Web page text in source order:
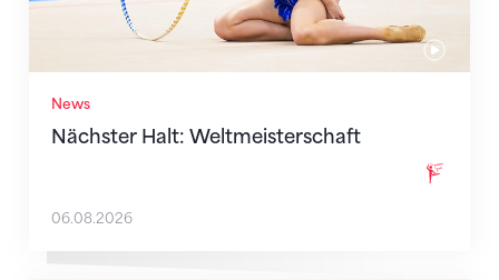
News
Nächster Halt: Weltmeisterschaft
06.08.2026